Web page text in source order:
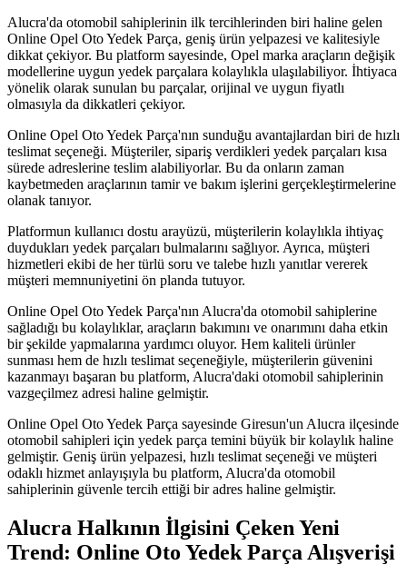
Alucra'da otomobil sahiplerinin ilk tercihlerinden biri haline gelen
Online Opel Oto Yedek Parça, geniş ürün yelpazesi ve kalitesiyle
dikkat çekiyor. Bu platform sayesinde, Opel marka araçların değişik
modellerine uygun yedek parçalara kolaylıkla ulaşılabiliyor. İhtiyaca
yönelik olarak sunulan bu parçalar, orijinal ve uygun fiyatlı
olmasıyla da dikkatleri çekiyor.
Online Opel Oto Yedek Parça'nın sunduğu avantajlardan biri de hızlı
teslimat seçeneği. Müşteriler, sipariş verdikleri yedek parçaları kısa
sürede adreslerine teslim alabiliyorlar. Bu da onların zaman
kaybetmeden araçlarının tamir ve bakım işlerini gerçekleştirmelerine
olanak tanıyor.
Platformun kullanıcı dostu arayüzü, müşterilerin kolaylıkla ihtiyaç
duydukları yedek parçaları bulmalarını sağlıyor. Ayrıca, müşteri
hizmetleri ekibi de her türlü soru ve talebe hızlı yanıtlar vererek
müşteri memnuniyetini ön planda tutuyor.
Online Opel Oto Yedek Parça'nın Alucra'da otomobil sahiplerine
sağladığı bu kolaylıklar, araçların bakımını ve onarımını daha etkin
bir şekilde yapmalarına yardımcı oluyor. Hem kaliteli ürünler
sunması hem de hızlı teslimat seçeneğiyle, müşterilerin güvenini
kazanmayı başaran bu platform, Alucra'daki otomobil sahiplerinin
vazgeçilmez adresi haline gelmiştir.
Online Opel Oto Yedek Parça sayesinde Giresun'un Alucra ilçesinde
otomobil sahipleri için yedek parça temini büyük bir kolaylık haline
gelmiştir. Geniş ürün yelpazesi, hızlı teslimat seçeneği ve müşteri
odaklı hizmet anlayışıyla bu platform, Alucra'da otomobil
sahiplerinin güvenle tercih ettiği bir adres haline gelmiştir.
Alucra Halkının İlgisini Çeken Yeni
Trend: Online Oto Yedek Parça Alışverişi